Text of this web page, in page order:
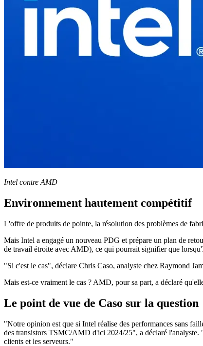
Intel contre AMD
Environnement hautement compétitif
L'offre de produits de pointe, la résolution des problèmes de
Mais Intel a engagé un nouveau PDG et prépare un plan de
de travail étroite avec AMD), ce qui pourrait signifier que
"Si c'est le cas", déclare Chris Caso, analyste chez Raymond
Mais est-ce vraiment le cas ? AMD, pour sa part, a déclaré
Le point de vue de Caso sur la question
"Notre opinion est que si Intel réalise des performances sans
des transistors TSMC/AMD d'ici 2024/25", a déclaré l'analyste.
clients et les serveurs."